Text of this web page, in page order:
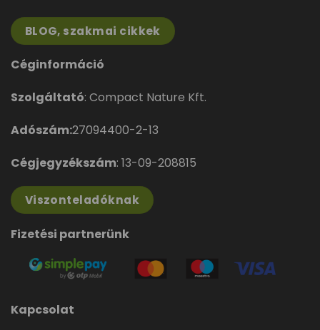
BLOG, szakmai cikkek
Céginformáció
Szolgáltató: Compact Nature Kft.
Adószám:27094400-2-13
Cégjegyzékszám: 13-09-208815
Viszonteladóknak
Fizetési partnerünk
Kapcsolat